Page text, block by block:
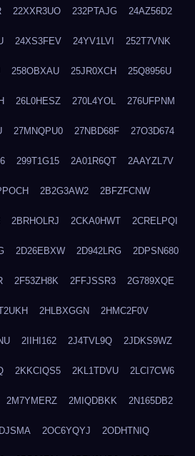
22XXR3UO 232PTAJG 24AZ56D2
24XS3FEV 24YV1LVI 252T7VNK
258OBXAU 25JR0XCH 25Q8956U
26L0HESZ 270L4YOL 276UFPNM
27MNQPU0 27NBD68F 27O3D674
299T1G15 2A01R6QT 2AAYZL7V
2B2G3AW2 2BFZFCNW
2BRHOLRJ 2CKA0HWT 2CRELPQI
2D26EBXW 2D942LRG 2DPSN680
2F53ZH8K 2FFJSSR3 2G789XQE
2HLBXGGN 2HMC2F0V
2IIHI162 2J4TVL9Q 2JDKS9WZ
2KKCIQS5 2KL1TDVU 2LCI7CW6
2M7YMERZ 2MIQDBKK 2N165DB2
2OC6YQYJ 2ODHTNIQ